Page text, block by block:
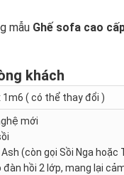
mẫu Ghế sofa cao
khách
1m6 ( có thể thay đổi )
mới
Ash (còn gọi Sồi Nga
đàn hồi 2 lớp, mang lại